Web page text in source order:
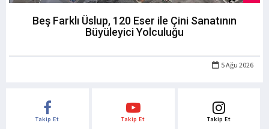
Beş Farklı Üslup, 120 Eser ile Çini Sanatının
Büyüleyici Yolculuğu
5 Ağu 2026
Takip Et Takip Et Takip Et